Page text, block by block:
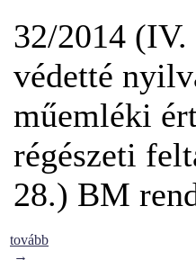
32/2014
védetté
műemléki
régészeti
28.) BM
tovább
→